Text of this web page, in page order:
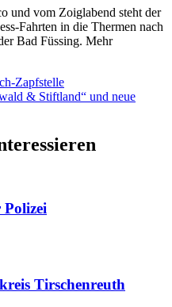
und vom Zoiglabend steht der
Fahrten in die Thermen nach
Bad Füssing. Mehr
Zapfstelle
& Stiftland“ und neue
Tirschenreuth